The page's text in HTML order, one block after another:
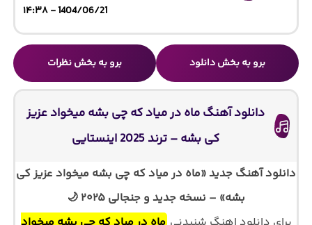
1404/06/21 - ۱۴:۳۸
برو به بخش دانلود برو به بخش نظرات
دانلود آهنگ ماه در میاد که چی بشه میخواد عزیز
کی بشه – ترند 2025 اینستایی
دانلود آهنگ جدید «ماه در میاد که چی بشه میخواد عزیز کی
بشه» – نسخه جدید و جنجالی ۲۰۲۵ 🌙